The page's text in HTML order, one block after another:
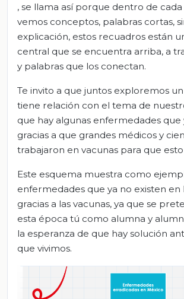
, se llama así porque dentro de
vemos conceptos, palabras cortas,
explicación, estos recuadros están
central que se encuentra arriba, a
y palabras que los conectan.
Te invito a que juntos exploremos
tiene relación con el tema de
que hay algunas enfermedades que
gracias a que grandes médicos y
trabajaron en vacunas para que esto
Este esquema muestra como
enfermedades que ya no existen en
gracias a las vacunas, ya que se
esta época tú como alumna y
la esperanza de que hay solución
que vivimos.